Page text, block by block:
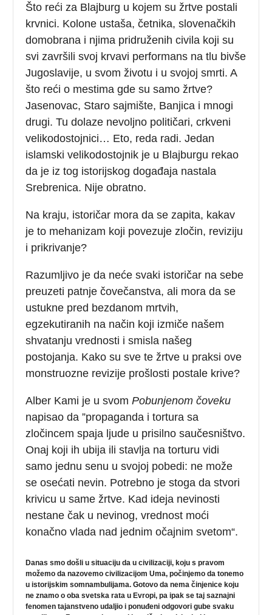
Što reći za Blajburg u kojem su žrtve postali
krvnici. Kolone ustaša, četnika, slovenačkih
domobrana i njima pridruženih civila koji su
svi završili svoj krvavi performans na tlu bivše
Jugoslavije, u svom životu i u svojoj smrti. A
što reći o mestima gde su samo žrtve?
Jasenovac, Staro sajmište, Banjica i mnogi
drugi. Tu dolaze nevoljno političari, crkveni
velikodostojnici… Eto, reda radi. Jedan
islamski velikodostojnik je u Blajburgu rekao
da je iz tog istorijskog događaja nastala
Srebrenica. Nije obratno.
Na kraju, istoričar mora da se zapita, kakav
je to mehanizam koji povezuje zločin, reviziju
i prikrivanje?
Razumljivo je da neće svaki istoričar na sebe
preuzeti patnje čovečanstva, ali mora da se
ustukne pred bezdanom mrtvih,
egzekutiranih na način koji izmiče našem
shvatanju vrednosti i smisla našeg
postojanja. Kako su sve te žrtve u praksi ove
monstruozne revizije prošlosti postale krive?
Alber Kami je u svomPobunjenom čoveku
napisao da ”propaganda i tortura sa
zločincem spaja ljude u prisilno saučesništvo.
Onaj koji ih ubija ili stavlja na torturu vidi
samo jednu senu u svojoj pobedi: ne može
se osećati nevin. Potrebno je stoga da stvori
krivicu u same žrtve. Kad ideja nevinosti
nestane čak u nevinog, vrednost moći
konačno vlada nad jednim očajnim svetom“.
Danas smo došli u situaciju da u civilizaciji, koju s pravom
možemo da nazovemo civilizacijom Uma, počinjemo da tonemo
u istorijskim somnambulijama. Gotovo da nema činjenice koju
ne znamo o oba svetska rata u Evropi, pa ipak se taj saznajni
fenomen tajanstveno udaljio i ponuđeni odgovori gube svaku